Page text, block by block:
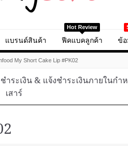
แบรนด์สินค้า
Hot Review
ฟีคแบคลูกค้า ข้
My Short Cake Lip #PK02
ชำระเงิน & แจ้งชำระเงินภายในกำ
เสาร์